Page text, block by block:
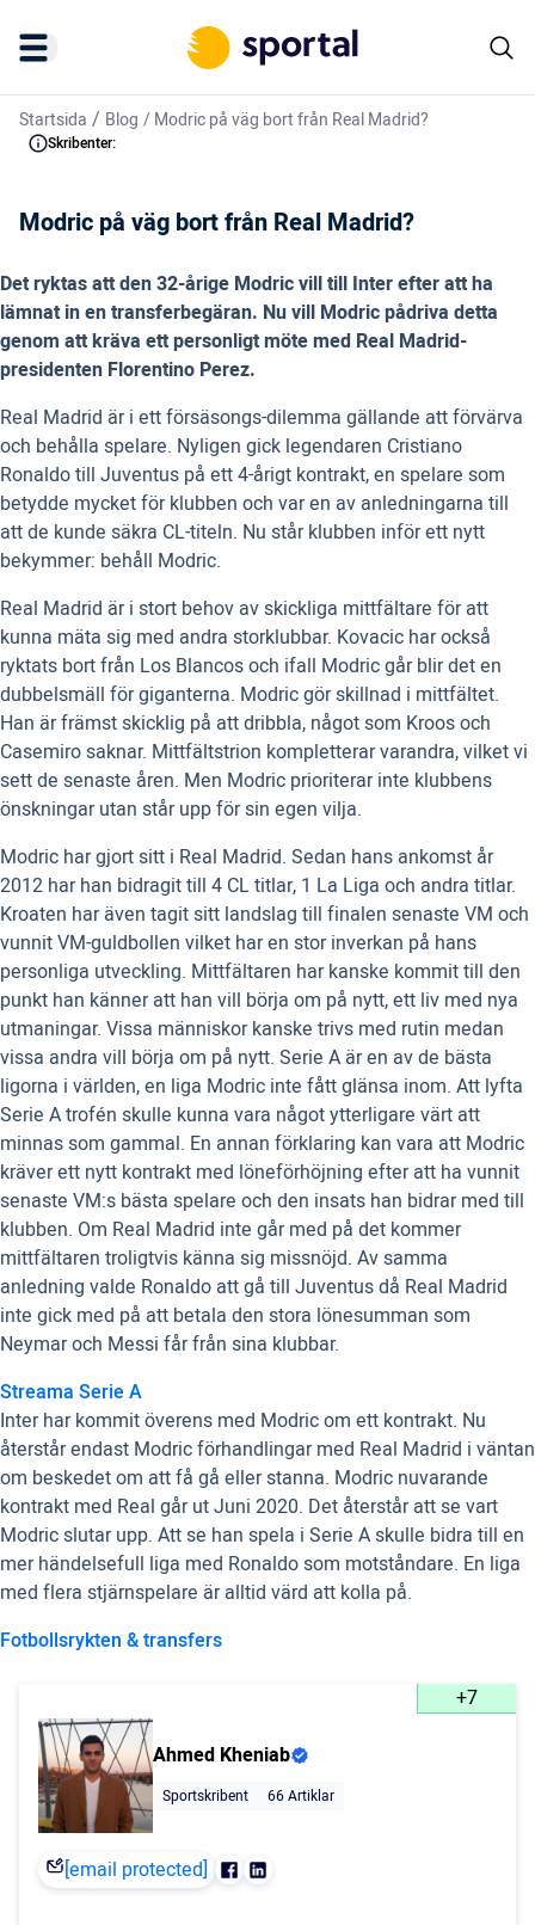
Startsida / Blog /Modric på väg bort från Real Madrid?
Skribenter:
Modric på väg bort från Real Madrid?
Det ryktas att den 32-årige Modric vill till Inter efter att ha
lämnat in en transferbegäran. Nu vill Modric pådriva detta
genom att kräva ett personligt möte med Real Madrid-
presidenten Florentino Perez.
Real Madrid är i ett försäsongs-dilemma gällande att förvärva
och behålla spelare. Nyligen gick legendaren Cristiano
Ronaldo till Juventus på ett 4-årigt kontrakt, en spelare som
betydde mycket för klubben och var en av anledningarna till
att de kunde säkra CL-titeln. Nu står klubben inför ett nytt
bekymmer: behåll Modric.
Real Madrid är i stort behov av skickliga mittfältare för att
kunna mäta sig med andra storklubbar. Kovacic har också
ryktats bort från Los Blancos och ifall Modric går blir det en
dubbelsmäll för giganterna. Modric gör skillnad i mittfältet.
Han är främst skicklig på att dribbla, något som Kroos och
Casemiro saknar. Mittfältstrion kompletterar varandra, vilket vi
sett de senaste åren. Men Modric prioriterar inte klubbens
önskningar utan står upp för sin egen vilja.
Modric har gjort sitt i Real Madrid. Sedan hans ankomst år
2012 har han bidragit till 4 CL titlar, 1 La Liga och andra titlar.
Kroaten har även tagit sitt landslag till finalen senaste VM och
vunnit VM-guldbollen vilket har en stor inverkan på hans
personliga utveckling. Mittfältaren har kanske kommit till den
punkt han känner att han vill börja om på nytt, ett liv med nya
utmaningar. Vissa människor kanske trivs med rutin medan
vissa andra vill börja om på nytt. Serie A är en av de bästa
ligorna i världen, en liga Modric inte fått glänsa inom. Att lyfta
Serie A trofén skulle kunna vara något ytterligare värt att
minnas som gammal. En annan förklaring kan vara att Modric
kräver ett nytt kontrakt med löneförhöjning efter att ha vunnit
senaste VM:s bästa spelare och den insats han bidrar med till
klubben. Om Real Madrid inte går med på det kommer
mittfältaren troligtvis känna sig missnöjd. Av samma
anledning valde Ronaldo att gå till Juventus då Real Madrid
inte gick med på att betala den stora lönesumman som
Neymar och Messi får från sina klubbar.
Streama Serie A
Inter har kommit överens med Modric om ett kontrakt. Nu
återstår endast Modric förhandlingar med Real Madrid i väntan
om beskedet om att få gå eller stanna. Modric nuvarande
kontrakt med Real går ut Juni 2020. Det återstår att se vart
Modric slutar upp. Att se han spela i Serie A skulle bidra till en
mer händelsefull liga med Ronaldo som motståndare. En liga
med flera stjärnspelare är alltid värd att kolla på.
Fotbollsrykten & transfers
+7
Ahmed Kheniab
Sportskribent 66 Artiklar
[email protected]